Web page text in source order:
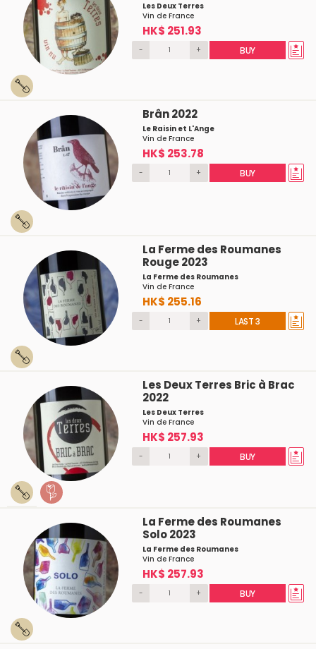
Les Deux Terres
Vin de France
HK$ 251.93
- + BUY
Brân 2022
Le Raisin et L'Ange
Vin de France
HK$ 253.78
- + BUY
La Ferme des Roumanes
Rouge 2023
La Ferme des Roumanes
Vin de France
HK$ 255.16
- + LAST 3
Les Deux Terres Bric à Brac
2022
Les Deux Terres
Vin de France
HK$ 257.93
- + BUY
La Ferme des Roumanes
Solo 2023
La Ferme des Roumanes
Vin de France
HK$ 257.93
- + BUY